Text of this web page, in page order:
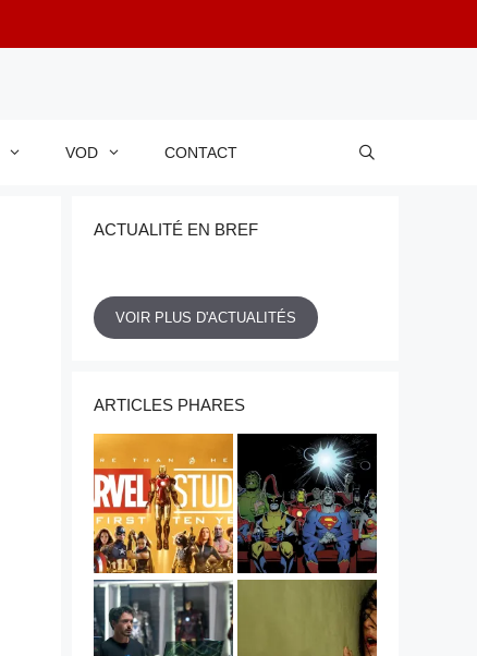
VOD CONTACT
ACTUALITÉ EN BREF
VOIR PLUS D'ACTUALITÉS
ARTICLES PHARES